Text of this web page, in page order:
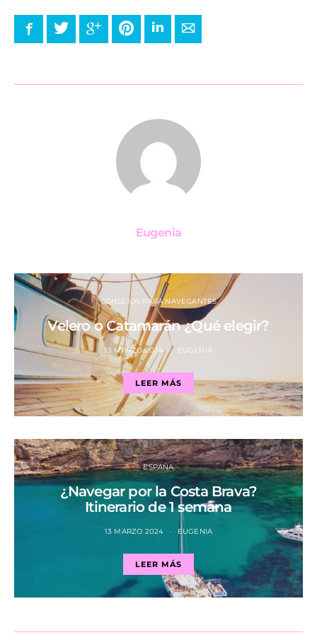
FacebookTwitter Google+ PinterestLinkedInE-mail
Eugenia
CONSEJOS PARA NAVEGANTES
Velero o Catamarán ¿Qué elegir?
13 MARZO 2024 EUGENIA
LEER MÁS
ESPAÑA
¿Navegar por la Costa Brava?
Itinerario de 1 semana
13 MARZO 2024 EUGENIA
LEER MÁS